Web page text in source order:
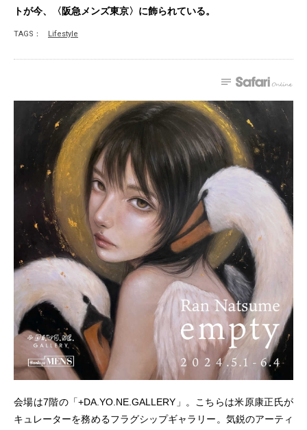
トが今、〈阪急メンズ東京〉に飾られている。
TAGS： Lifestyle
会場は7階の「+DA.YO.NE.GALLERY」。こちらは⽶原康正氏が
キュレーターを務めるフラグシップギャラリー。気鋭のアーティ